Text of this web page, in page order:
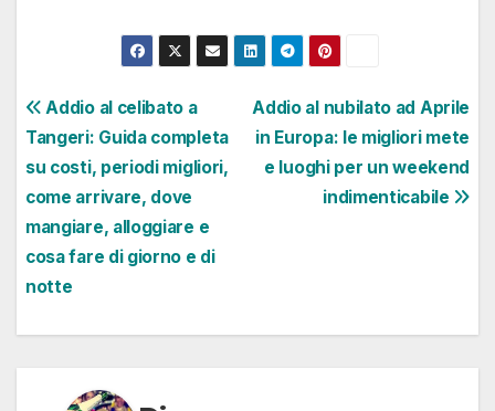
Navigazione
articoli
Addio al nubilato ad Aprile
in Europa: le migliori mete
e luoghi per un weekend
indimenticabile
Addio al celibato a
Tangeri: Guida completa
su costi, periodi migliori,
come arrivare, dove
mangiare, alloggiare e
cosa fare di giorno e di
notte